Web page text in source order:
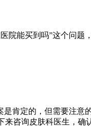
院能买到吗”这个问
肯定的，但需要注
咨询皮肤科医生，